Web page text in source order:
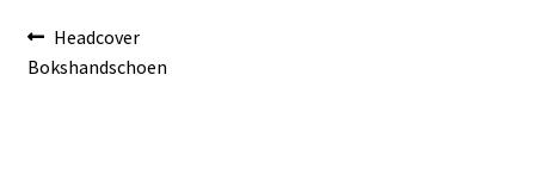
Bericht
navigatie
Vorig
bericht:
Headcover
Bokshandschoen